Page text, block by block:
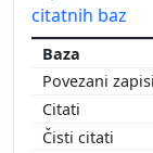
citatnih baz